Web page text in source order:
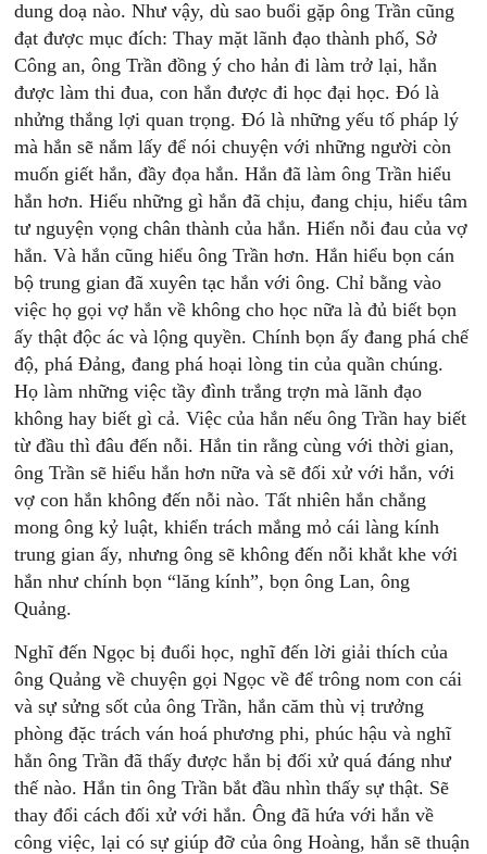
dung doạ nào. Như vậy, dù sao buổi gặp ông Trần cũng
đạt được mục đích: Thay mặt lãnh đạo thành phố, Sở
Công an, ông Trần đồng ý cho hản đi làm trở lại, hắn
được làm thi đua, con hắn được đi học đại học. Đó là
nhửng thắng lợi quan trọng. Đó là những yếu tố pháp lý
mà hắn sẽ nắm lấy để nói chuyện với những người còn
muốn giết hắn, đầy đọa hắn. Hắn đã làm ông Trần hiểu
hắn hơn. Hiểu những gì hắn đã chịu, đang chịu, hiểu tâm
tư nguyện vọng chân thành của hắn. Hiển nỗi đau của vợ
hắn. Và hắn cũng hiểu ông Trần hơn. Hắn hiểu bọn cán
bộ trung gian đã xuyên tạc hắn với ông. Chỉ bằng vào
việc họ gọi vợ hắn về không cho học nữa là đủ biết bọn
ấy thật độc ác và lộng quyền. Chính bọn ấy đang phá chế
độ, phá Đảng, đang phá hoại lòng tin của quần chúng.
Họ làm những việc tầy đình trắng trợn mà lãnh đạo
không hay biết gì cả. Việc của hắn nếu ông Trần hay biết
từ đầu thì đâu đến nỗi. Hắn tin rằng cùng với thời gian,
ông Trần sẽ hiểu hắn hơn nữa và sẽ đối xử với hắn, với
vợ con hắn không đến nỗi nào. Tất nhiên hắn chẳng
mong ông kỷ luật, khiển trách mắng mỏ cái làng kính
trung gian ấy, nhưng ông sẽ không đến nỗi khắt khe với
hắn như chính bọn “lăng kính”, bọn ông Lan, ông
Quảng.
Nghĩ đến Ngọc bị đuổi học, nghĩ đến lời giải thích của
ông Quảng về chuyện gọi Ngọc về để trông nom con cái
và sự sửng sốt của ông Trần, hắn căm thù vị trưởng
phòng đặc trách ván hoá phương phi, phúc hậu và nghĩ
hẳn ông Trần đã thấy được hắn bị đối xử quá đáng như
thế nào. Hắn tin ông Trần bắt đầu nhìn thấy sự thật. Sẽ
thay đổi cách đối xử với hắn. Ông đã hứa với hắn về
công việc, lại có sự giúp đỡ của ông Hoàng, hắn sẽ thuận